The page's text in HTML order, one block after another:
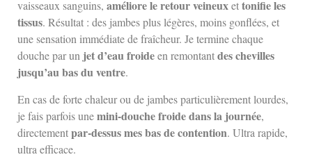
vaisseaux sanguins, améliore le retour veineuxettonifie les
tissus. Résultat : des jambes plus légères, moins gonflées, et
une sensation immédiate de fraîcheur. Je termine chaque
douche par un jet d’eau froideen remontantdes chevilles
jusqu’au bas du ventre.
En cas de forte chaleur ou de jambes particulièrement lourdes,
je fais parfois unemini-douche froide dans la journée,
directementpar-dessus mes bas de contention. Ultra rapide,
ultra efficace.